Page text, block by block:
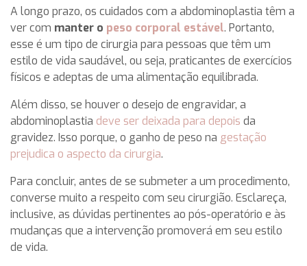
A longo prazo, os cuidados com a abdominoplastia têm a
ver com manter o peso corporal estável. Portanto,
esse é um tipo de cirurgia para pessoas que têm um
estilo de vida saudável, ou seja, praticantes de exercícios
físicos e adeptas de uma alimentação equilibrada.
Além disso, se houver o desejo de engravidar, a
abdominoplastia deve ser deixada para depois da
gravidez. Isso porque, o ganho de peso na gestação
prejudica o aspecto da cirurgia.
Para concluir, antes de se submeter a um procedimento,
converse muito a respeito com seu cirurgião. Esclareça,
inclusive, as dúvidas pertinentes ao pós-operatório e às
mudanças que a intervenção promoverá em seu estilo
de vida.